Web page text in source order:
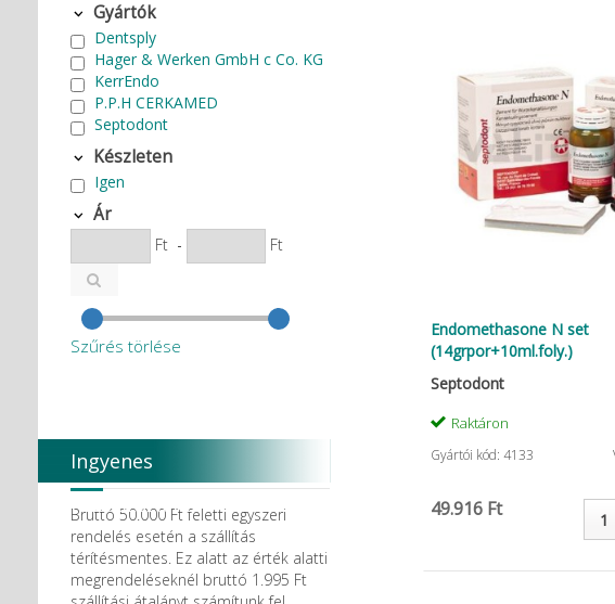
Endomethasone N set
(14grpor+10ml.foly.)
Septodont
Raktáron
Gyártói kód: 4133
49.916 Ft
Gyártók
Dentsply
Hager & Werken GmbH c Co. KG
KerrEndo
P.P.H CERKAMED
Septodont
Készleten
Igen
Ár
Ft - Ft
Szűrés törlése
Ingyenes
házhozszállítás
Bruttó 50.000 Ft feletti egyszeri
rendelés esetén a szállítás
térítésmentes. Ez alatt az érték alatti
megrendeléseknél bruttó 1.995 Ft